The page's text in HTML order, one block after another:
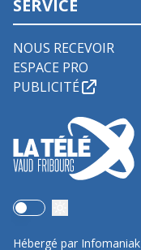
SERVICE
NOUS RECEVOIR
ESPACE PRO
PUBLICITÉ
Use setting
Hébergé par Infomaniak